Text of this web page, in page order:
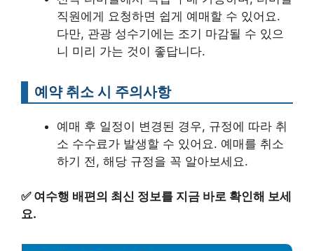
직원에게 요청하면 쉽게 예매할 수 있어요.
다만, 관광 성수기에는 조기 마감될 수 있으
니 미리 가는 것이 좋답니다.
예약 취소 시 주의사항
예매 후 일정이 변경된 경우, 규정에 따라 취
소 수수료가 발생할 수 있어요. 예매를 취소
하기 전, 해당 규정을 꼭 알아보세요.
✅ 여수행 배편의 최신 정보를 지금 바로 확인해 보세
요.